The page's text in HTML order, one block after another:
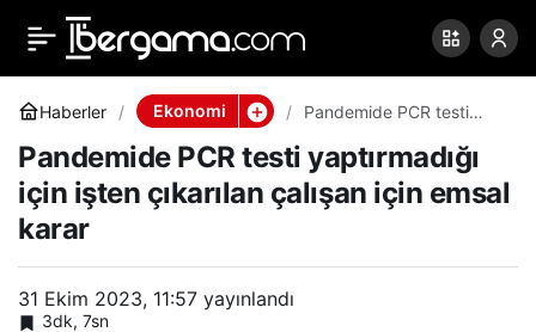
Haberler Ekonomi
Pandemide PCR testi
çıkarılan çalışan için
emsal karar
Pandemide PCR testi yaptırmadığı
için işten çıkarılan çalışan için emsal
karar
31 Ekim 2023, 11:57 yayınlandı
3dk, 7sn
Pandemide PCR testi
yaptırmadığı için işten
çıkarılan çalışan için
emsal karar
0 Paylaş